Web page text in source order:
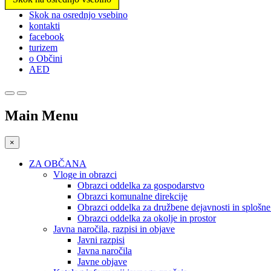
Prosimo,
upoštevajte:
spletno
mesto
vključuje
sistem
Pritisnite
F11,
prilagodite
spletno
slabovidnim,
Skok na osrednjo vsebino
kontakti
facebook
turizem
o Občini
AED
Main Menu
×
ZA OBČANA
Vloge in obrazci
Obrazci oddelka za gospodarstvo
Obrazci komunalne direkcije
Obrazci oddelka za družbene dejavnosti in
Obrazci oddelka za okolje in prostor
Javna naročila, razpisi in objave
Javni razpisi
Javna naročila
Javne objave